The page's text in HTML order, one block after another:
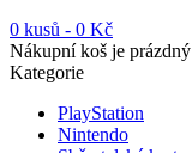
0 kusů - 0 Kč
Nákupní koš je prázdný
Kategorie
PlayStation
Nintendo